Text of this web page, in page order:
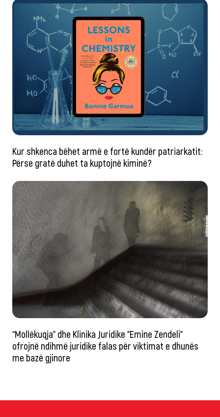
Kur shkenca bëhet armë e fortë kundër patriarkatit:
Përse gratë duhet ta kuptojnë kiminë?
“Mollëkuqja” dhe Klinika Juridike “Emine Zendeli”
ofrojnë ndihmë juridike falas për viktimat e dhunës
me bazë gjinore